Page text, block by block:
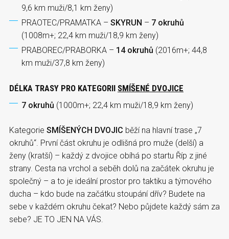
9,6 km muži/8,1 km ženy)
PRAOTEC/PRAMATKA – SKYRUN – 7 okruhů
(1008m+; 22,4 km muži/18,9 km ženy)
PRABOREC/PRABORKA – 14 okruhů (2016m+; 44,8
km muži/37,8 km ženy)
DÉLKA TRASY PRO KATEGORII SMÍŠENÉ DVOJICE
7 okruhů (1000m+; 22,4 km muži/18,9 km ženy)
Kategorie SMÍŠENÝCH DVOJIC běží na hlavní trase „7
okruhů“. První část okruhu je odlišná pro muže (delší) a
ženy (kratší) – každý z dvojice obíhá po startu Říp z jiné
strany. Cesta na vrchol a seběh dolů na začátek okruhu je
společný – a to je ideální prostor pro taktiku a týmového
ducha – kdo bude na začátku stoupání dřív? Budete na
sebe v každém okruhu čekat? Nebo půjdete každý sám za
sebe? JE TO JEN NA VÁS.